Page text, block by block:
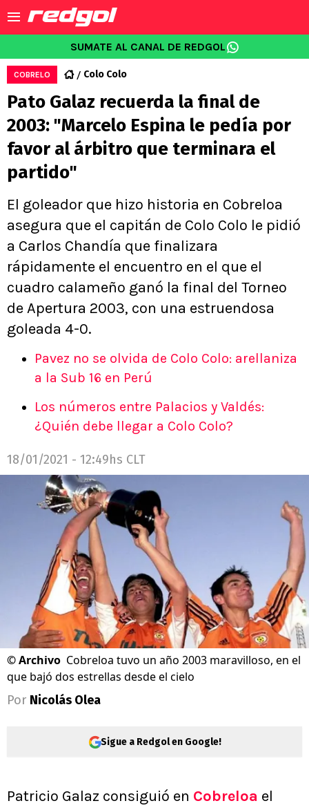
SUMATE AL CANAL DE REDGOL
COBRELO Colo Colo
Pato Galaz recuerda la final de
2003: "Marcelo Espina le pedía por
favor al árbitro que terminara el
partido"
El goleador que hizo historia en Cobreloa
asegura que el capitán de Colo Colo le pidió
a Carlos Chandía que finalizara
rápidamente el encuentro en el que el
cuadro calameño ganó la final del Torneo
de Apertura 2003, con una estruendosa
goleada 4-0.
Pavez no se olvida de Colo Colo: arellaniza
a la Sub 16 en Perú
Los números entre Palacios y Valdés:
¿Quién debe llegar a Colo Colo?
18/01/2021 - 12:49hs CLT
©Archivo Cobreloa tuvo un año 2003 maravilloso, en el
que bajó dos estrellas desde el cielo
Por Nicolás Olea
Sigue a Redgol en Google!
Patricio Galaz consiguió en Cobreloa el